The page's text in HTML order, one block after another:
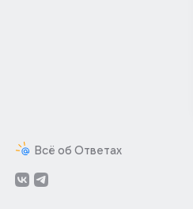
Всё об Ответах